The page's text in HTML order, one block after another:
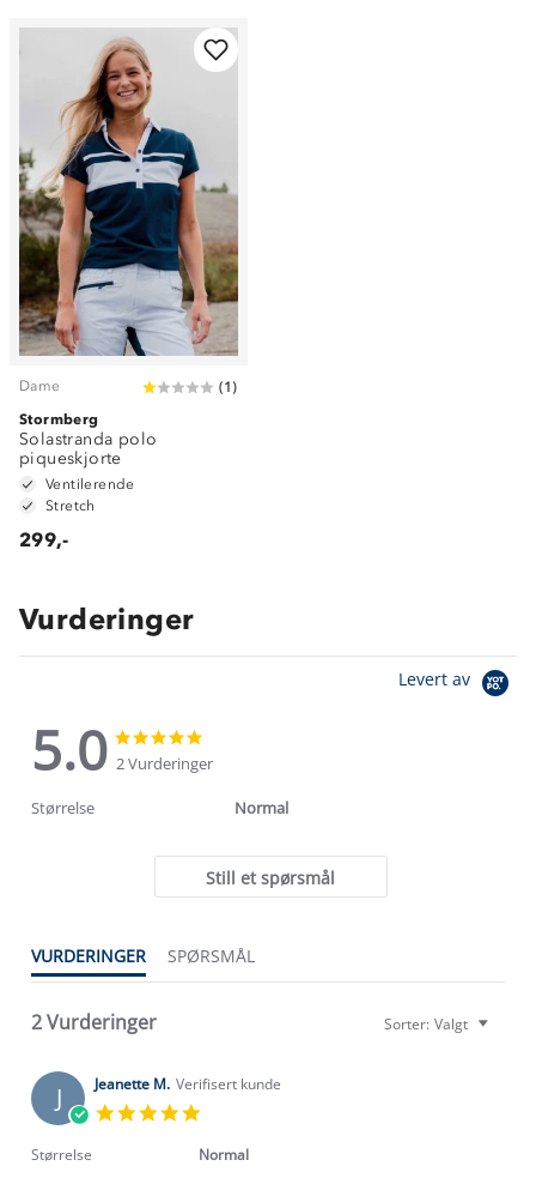
Dame (1 )
Stormberg
Solastranda polo
piqueskjorte
Ventilerende
Stretch
299,-
Vurderinger
Levert av
5.0
5.0
star
rating
star
2 Vurderinger
Størrelse Normal
Still et spørsmål
VURDERINGER SPØRSMÅL
2 Vurderinger Sorter: Valgt
J Jeanette M. Verifisert kunde
rating
Størrelse Normal